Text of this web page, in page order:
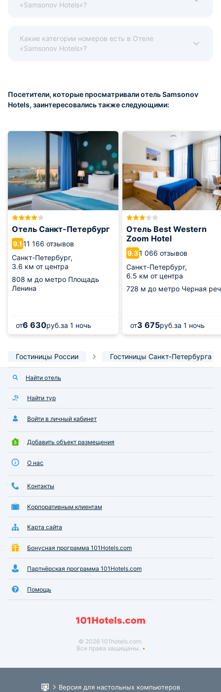
«Samsonov Hotels»?
Какие категории номеров есть в Отеле
«Samsonov Hotels»?
Посетители, которые просматривали отель Samsonov
Hotels, заинтересовались также следующими:
Отель Санкт-Петербург
9.111 166 отзывов
Санкт-Петербург,
3.6 км от центра
808 м до метро Площадь
Ленина
от6 630руб.за 1 ночь
Отель Best Western
Zoom Hotel
9.31 066 отзывов
Санкт-Петербург,
6.5 км от центра
728 м до метро Черная
от3 675руб.за 1 ночь
Гостиницы России Гостиницы Санкт-Петербурга
Найти отель
Найти тур
Войти в личный кабинет
Добавить объект размещения
О нас
Контакты
Корпоративным клиентам
Карта сайта
Бонусная программа 101Hotels.com
Партнёрская программа 101Hotels.com
Помощь
© 2026 101hotels.com.
Все права защищены.
Версия для настольных компьютеров